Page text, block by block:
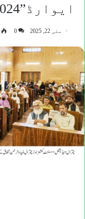
ایوارڈ”2024۔25 کاانعقاد
مئی 22, 2025 0